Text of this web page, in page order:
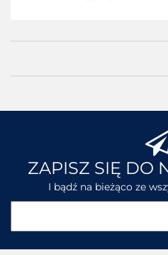
ZAPISZ SIĘ DO
I bądź na bieżąco ze